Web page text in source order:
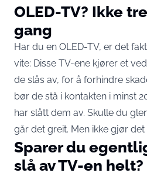
OLED-TV? Ikke
gang
Har du en OLED-TV, er det
vite: Disse TV-ene kjører et
de slås av, for å forhindre
bør de stå i kontakten i minst
har slått dem av. Skulle du
går det greit. Men ikke gjør det
Sparer du
slå av TV-en helt?